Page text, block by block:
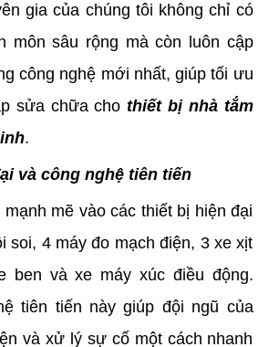
gia của chúng tôi không chỉ có
môn sâu rộng mà còn luôn cập
công nghệ mới nhất, giúp tối ưu
sửa chữa chothiết bị nhà tắm
.
và công nghệ tiên tiến
mẽ vào các thiết bị hiện đại
soi, 4 máy đo mạch điện, 3 xe xịt
ben và xe máy xúc điều động.
tiên tiến này giúp đội ngũ của
và xử lý sự cố một cách nhanh